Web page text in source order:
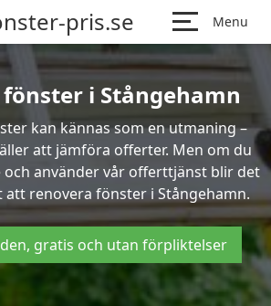
pris.se Menu
i Stångehamn
kan kännas som en utmaning –
att jämföra offerter. Men om du
använder vår offerttjänst blir det
renovera fönster i Stångehamn.
gratis och utan förpliktelser